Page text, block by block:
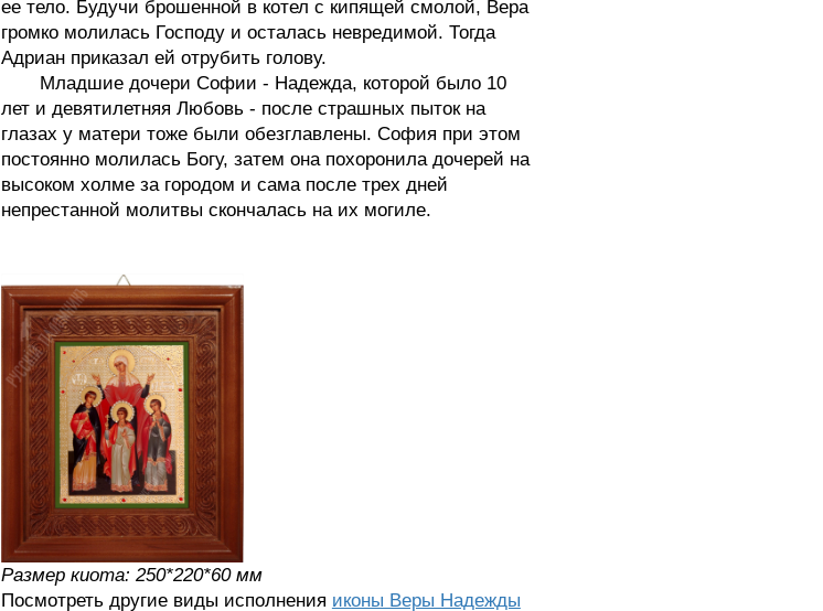
ее тело. Будучи брошенной в котел с кипящей смолой, Вера
громко молилась Господу и осталась невредимой. Тогда
Адриан приказал ей отрубить голову.
Младшие дочери Софии - Надежда, которой было 10
лет и девятилетняя Любовь - после страшных пыток на
глазах у матери тоже были обезглавлены. София при этом
постоянно молилась Богу, затем она похоронила дочерей на
высоком холме за городом и сама после трех дней
непрестанной молитвы скончалась на их могиле.
Размер киота: 250*220*60 мм
Посмотреть другие виды исполнения иконы Веры Надежды